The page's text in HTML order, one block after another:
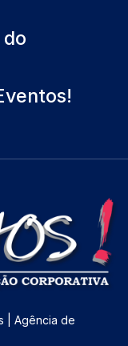
| Agência de